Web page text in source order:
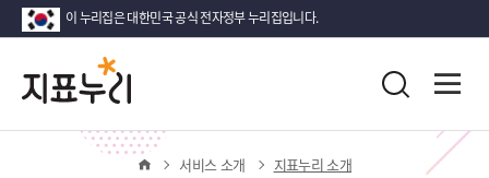
이 누리집은 대한민국 공식 전자정부 누리집입니다.
지
표
다
시
한
통
검
뉴
서비스 소개 지표누리 소개